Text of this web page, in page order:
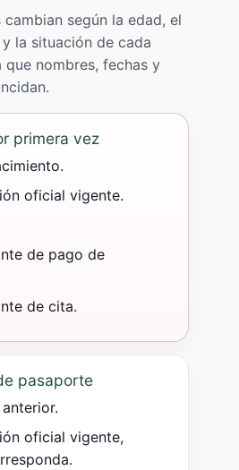
según la edad, el
la situación de cada
que nombres, fechas y
primera vez
oficial vigente.
de pago de
de cita.
pasaporte
oficial vigente,